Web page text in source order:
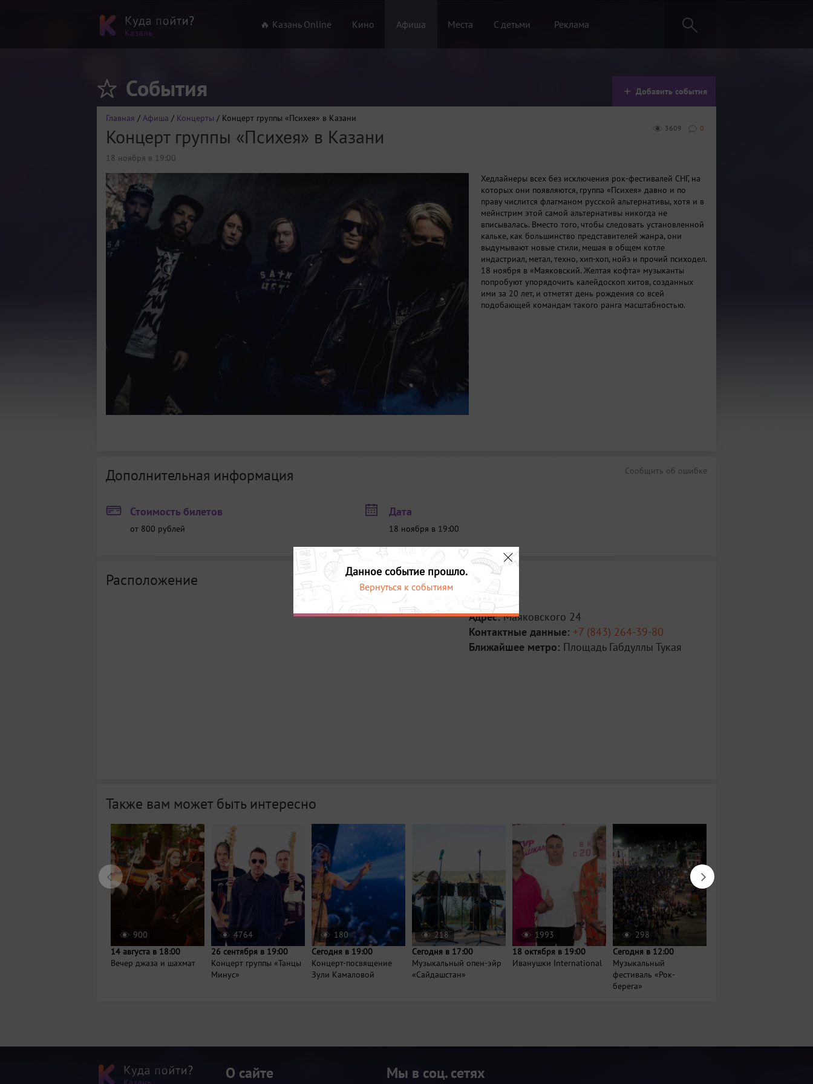
🔥 Казань Online Кино Афиша Места С детьми Реклама
События Добавить события
Главная / Афиша / Концерты / Концерт группы «Психея» в Казани
0
3609
Концерт группы «Психея» в Казани
18 ноября в 19:00
Хедлайнеры всех без исключения рок-фестивалей СНГ, на
которых они появляются, группа «Психея» давно и по
праву числится флагманом русской альтернативы, хотя и в
мейнстрим этой самой альтернативы никогда не
вписывалась. Вместо того, чтобы следовать установленной
кальке, как большинство представителей жанра, они
выдумывают новые стили, мешая в общем котле
индастриал, метал, техно, хип-хоп, нойз и прочий психодел.
18 ноября в «Маяковский. Желтая кофта» музыканты
попробуют упорядочить калейдоскоп хитов, созданных
ими за 20 лет, и отметят день рождения со всей
подобающей командам такого ранга масштабностью.
Сообщить об ошибке
Дополнительная информация
Стоимость билетов
от 800 рублей
Дата
18 ноября в 19:00
Расположение
Место:
Адрес:Маяковского 24
Контактные данные: +7 (843) 264-39-80
Ближайшее метро: Площадь Габдуллы Тукая
Также вам может быть интересно
900
14 августа в 18:00
Вечер джаза и шахмат
4764
26 сентября в 19:00
Концерт группы «Танцы
Минус»
180
Сегодня в 19:00
Концерт-посвящение
Зули Камаловой
218
Сегодня в 17:00
Музыкальный опен-эйр
«Сайдашстан»
1993
18 октября в 19:00
Иванушки International
298
Сегодня в 12:00
Музыкальный
фестиваль «Рок-
берега»
Данное событие прошло.
Вернуться к событиям
О сайте Мы в соц. сетях